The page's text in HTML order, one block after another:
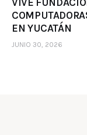
EN YUCATÁN
JUNIO 30, 2026